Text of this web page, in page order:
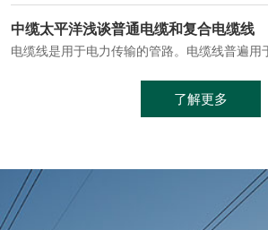
中缆太平洋浅谈普通电缆和复合电缆线
了解更多